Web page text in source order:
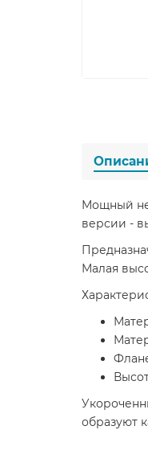
Мощный
версии -
Малая
образуют